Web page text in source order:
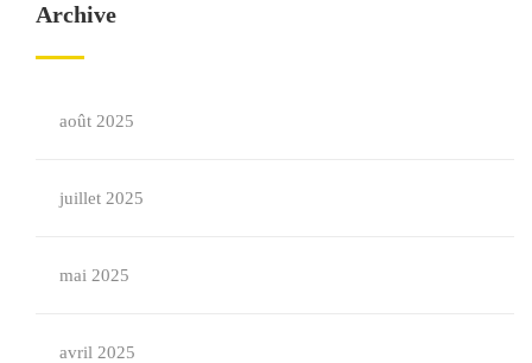
Archive
août 2025
juillet 2025
mai 2025
avril 2025